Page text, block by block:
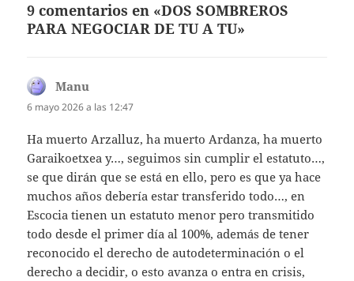
9 comentarios en «DOS SOMBREROS
PARA NEGOCIAR DE TU A TU»
Manu
6 mayo 2026 a las 12:47
Ha muerto Arzalluz, ha muerto Ardanza, ha muerto
Garaikoetxea y…, seguimos sin cumplir el estatuto…,
se que dirán que se está en ello, pero es que ya hace
muchos años debería estar transferido todo…, en
Escocia tienen un estatuto menor pero transmitido
todo desde el primer día al 100%, además de tener
reconocido el derecho de autodeterminación o el
derecho a decidir, o esto avanza o entra en crisis,